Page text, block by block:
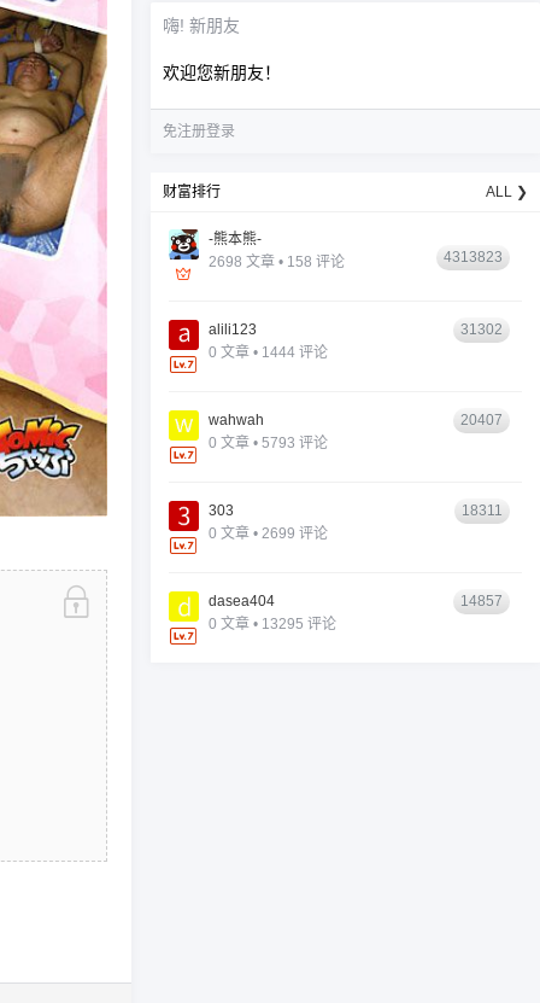
嗨! 新朋友
欢迎您新朋友！
免注册登录
财富排行 ALL ❯
-熊本熊-
2698 文章 • 158 评论
4313823
alili123
0 文章 • 1444 评论
31302
wahwah
0 文章 • 5793 评论
20407
303
0 文章 • 2699 评论
18311
dasea404
0 文章 • 13295 评论
14857